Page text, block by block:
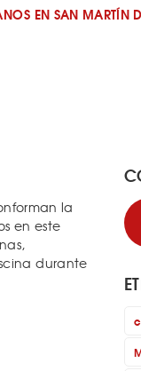
EN SAN MARTÍN
la
en este
durante